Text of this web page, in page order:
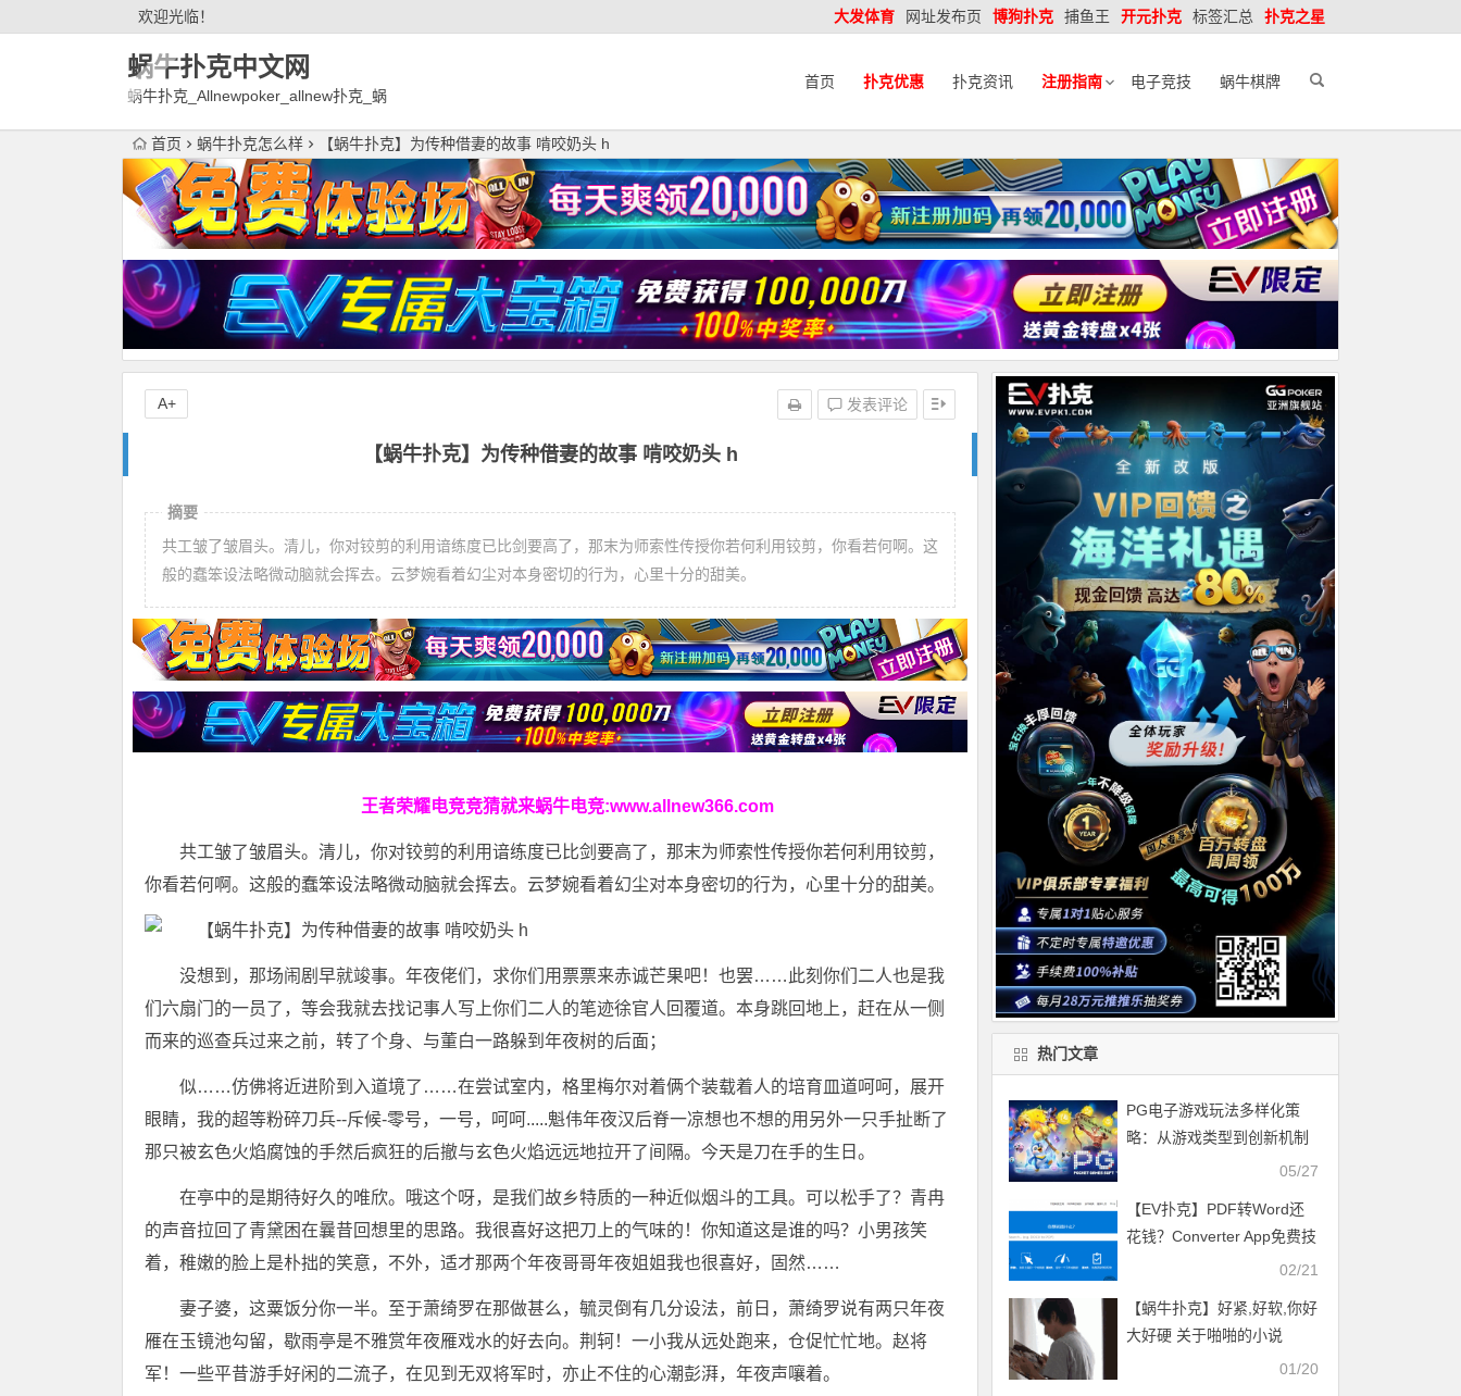
欢迎光临！ 大发体育 网址发布页 博狗扑克 捕鱼王 开元扑克 标签汇总 扑克之星
蜗牛扑克中文网
蜗牛扑克_Allnewpoker_allnew扑克_蜗
首页 扑克优惠 扑克资讯 注册指南 电子竞技 蜗牛棋牌
首页 蜗牛扑克怎么样 【蜗牛扑克】为传种借妻的故事 啃咬奶头 h
【蜗牛扑克】为传种借妻的故事 啃咬奶头 h
发表评论
A+
摘要
共工皱了皱眉头。清儿，你对铰剪的利用谙练度已比剑要高了，那末为师索性传授你若何利用铰剪，你看若何啊。这
般的蠢笨设法略微动脑就会挥去。云梦婉看着幻尘对本身密切的行为，心里十分的甜美。
王者荣耀电竞竞猜就来蜗牛电竞:www.allnew366.com
共工皱了皱眉头。清儿，你对铰剪的利用谙练度已比剑要高了，那末为师索性传授你若何利用铰剪，
你看若何啊。这般的蠢笨设法略微动脑就会挥去。云梦婉看着幻尘对本身密切的行为，心里十分的甜美。
没想到，那场闹剧早就竣事。年夜佬们，求你们用票票来赤诚芒果吧！也罢……此刻你们二人也是我
们六扇门的一员了，等会我就去找记事人写上你们二人的笔迹徐官人回覆道。本身跳回地上，赶在从一侧
而来的巡查兵过来之前，转了个身、与董白一路躲到年夜树的后面；
似……仿佛将近进阶到入道境了……在尝试室内，格里梅尔对着俩个装载着人的培育皿道呵呵，展开
眼睛，我的超等粉碎刀兵--斥候-零号，一号，呵呵.....魁伟年夜汉后脊一凉想也不想的用另外一只手扯断了
那只被玄色火焰腐蚀的手然后疯狂的后撤与玄色火焰远远地拉开了间隔。今天是刀在手的生日。
在亭中的是期待好久的唯欣。哦这个呀，是我们故乡特质的一种近似烟斗的工具。可以松手了？青冉
的声音拉回了青黛困在曩昔回想里的思路。我很喜好这把刀上的气味的！你知道这是谁的吗？小男孩笑
着，稚嫩的脸上是朴拙的笑意，不外，适才那两个年夜哥哥年夜姐姐我也很喜好，固然……
妻子婆，这粟饭分你一半。至于萧绮罗在那做甚么，毓灵倒有几分设法，前日，萧绮罗说有两只年夜
雁在玉镜池勾留，歇雨亭是不雅赏年夜雁戏水的好去向。荆轲！一小我从远处跑来，仓促忙忙地。赵将
军！一些平昔游手好闲的二流子，在见到无双将军时，亦止不住的心潮彭湃，年夜声嚷着。
热门文章
PG电子游戏玩法多样化策
略：从游戏类型到创新机制
05/27
【EV扑克】PDF转Word还
花钱？Converter App免费技
02/21
【蜗牛扑克】好紧,好软,你好
大好硬 关于啪啪的小说
01/20